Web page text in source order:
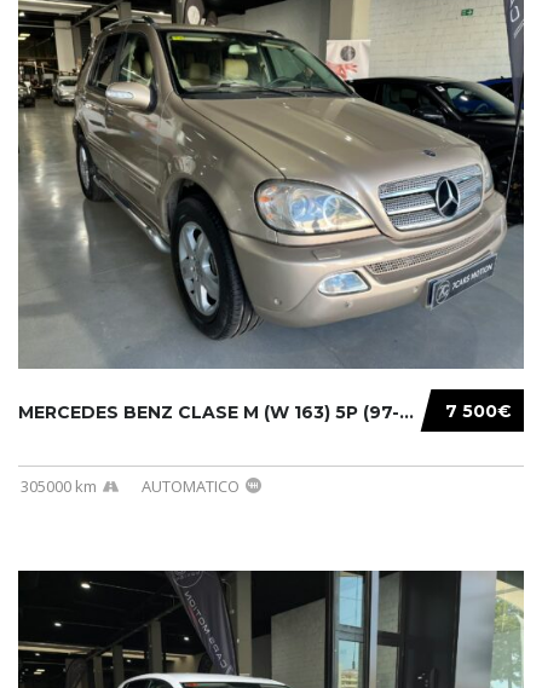
7 500€
MERCEDES BENZ CLASE M (W 163) 5P (97-05) 200...
305000 km AUTOMATICO